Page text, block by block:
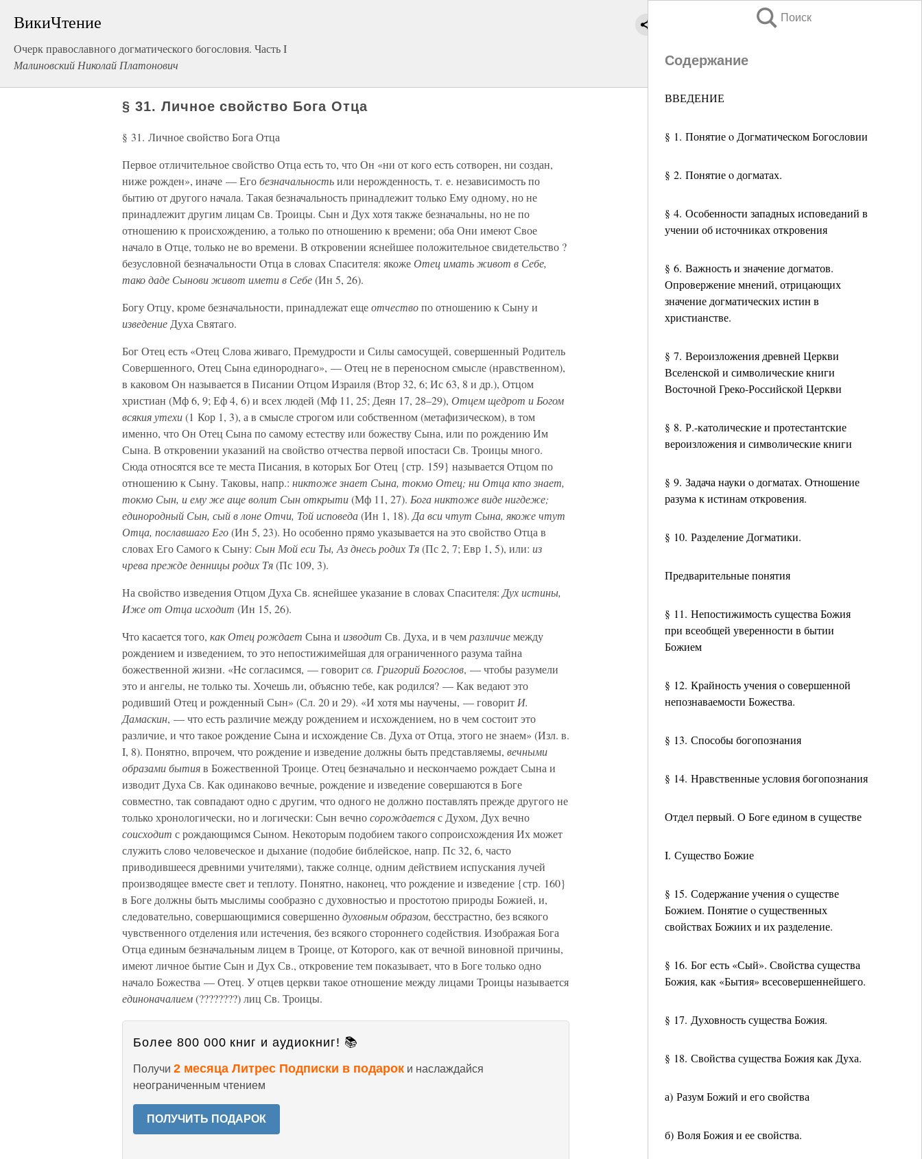
ВикиЧтение
Очерк православного догматического богословия. Часть I
Малиновский Николай Платонович
Поиск
Содержание
ВВЕДЕНИЕ
§ 1. Понятие ο Догматическом Богословии
§ 2. Понятие ο догматах.
§ 4. Особенности западных исповеданий в
учении об источниках откровения
§ 6. Важность и значение догматов.
Опровержение мнений, отрицающих
значение догматических истин в
христианстве.
§ 7. Вероизложения древней Церкви
Вселенской и символические книги
Восточной Греко-Российской Церкви
§ 8. Р.-католические и протестантские
вероизложения и символические книги
§ 9. Задача науки ο догматах. Отношение
разума к истинам откровения.
§ 10. Разделение Догматики.
Предварительные понятия
§ 11. Непостижимость существа Божия
при всеобщей уверенности в бытии
Божием
§ 12. Крайность учения ο совершенной
непознаваемости Божества.
§ 13. Способы богопознания
§ 14. Нравственные условия богопознания
Отдел первый. О Боге едином в существе
I. Существо Божие
§ 15. Содержание учения ο существе
Божием. Понятие ο существенных
свойствах Божиих и их разделение.
§ 16. Бог есть «Сый». Свойства существа
Божия, как «Бытия» всесовершеннейшего.
§ 17. Духовность существа Божия.
§ 18. Свойства существа Божия как Духа.
а) Разум Божий и его свойства
б) Воля Божия и ее свойства.
§ 31. Личное свойство Бога Отца
§ 31. Личное свойство Бога Отца
Первое отличительное свойство Отца есть то, что Он «ни от кого есть сотворен, ни создан,
ниже рожден», иначе — Егобезначальностьили нерожденность, т. е. независимость по
бытию от другого начала. Такая безначальность принадлежит только Ему одному, но не
принадлежит другим лицам Св. Троицы. Сын и Дух хотя также безначальны, но не по
отношению к происхождению, а только по отношению к времени; оба Они имеют Свое
начало в Отце, только не во времени. В откровении яснейшее положительное свидетельство ?
безусловной безначальности Отца в словах Спасителя: якожеОтец имать живот в Себе,
тако даде Сынови живот имети в Себе(Ин 5, 26).
Богу Отцу, кроме безначальности, принадлежат ещеотчествопо отношению к Сыну и
изведение Духа Святаго.
Бог Отец есть «Отец Слова живаго, Премудрости и Силы самосущей, совершенный Родитель
Совершенного, Отец Сына единороднаго», — Отец не в переносном смысле (нравственном),
в каковом Он называется в Писании Отцом Израиля (Втор 32, 6; Ис 63, 8 и др.), Отцом
христиан (Мф 6, 9; Еф 4, 6) и всех людей (Мф 11, 25; Деян 17, 28–29), Отцем щедрот и Богом
всякия утехи(1 Кор 1, 3), а в смысле строгом или собственном (метафизическом), в том
именно, что Он Отец Сына по самому естеству или божеству Сына, или по рождению Им
Сына. В откровении указаний на свойство отчества первой ипостаси Св. Троицы много.
Сюда относятся все те места Писания, в которых Бог Отец {стр. 159} называется Отцом по
отношению к Сыну. Таковы, напр.: никтоже знает Сына, токмо Отец; ни Отца кто знает,
токмо Сын, и ему же аще волит Сын открыти(Мф 11, 27). Бога никтоже виде нигдеже;
единородный Сын, сый в лоне Отчи, Той исповеда(Ин 1, 18). Да вси чтут Сына, якоже чтут
Отца, пославшаго Его(Ин 5, 23). Но особенно прямо указывается на это свойство Отца в
словах Его Самого к Сыну: Сын Мой еси Ты, Аз днесь родих Тя(Пс 2, 7; Евр 1, 5), или: из
чрева прежде денницы родих Тя(Пс 109, 3).
На свойство изведения Отцом Духа Св. яснейшее указание в словах Спасителя: Дух истины,
Иже от Отца исходит (Ин 15, 26).
Что касается того, как Отец рождает Сына и изводит Св. Духа, и в чемразличиемежду
рождением и изведением, то это непостижимейшая для ограниченного разума тайна
божественной жизни. «He согласимся, — говоритсв. Григорий Богослов, — чтобы разумели
это и ангелы, не только ты. Хочешь ли, объясню тебе, как родился? — Как ведают это
родивший Отец и рожденный Сын» (Сл. 20 и 29). «И хотя мы научены, — говорит И.
Дамаскин, — что есть различие между рождением и исхождением, но в чем состоит это
различие, и что такое рождение Сына и исхождение Св. Духа от Отца, этого не знаем» (Изл. в.
I, 8). Понятно, впрочем, что рождение и изведение должны быть представляемы, вечными
образами бытияв Божественной Троице. Отец безначально и нескончаемо рождает Сына и
изводит Духа Св. Как одинаково вечные, рождение и изведение совершаются в Боге
совместно, так совпадают одно с другим, что одного не должно поставлять прежде другого не
только хронологически, но и логически: Сын вечносорождаетсяс Духом, Дух вечно
соисходит с рождающимся Сыном. Некоторым подобием такого сопроисхождения Их может
служить слово человеческое и дыхание (подобие библейское, напр. Пс 32, 6, часто
приводившееся древними учителями), также солнце, одним действием испускания лучей
производящее вместе свет и теплоту. Понятно, наконец, что рождение и изведение {стр. 160}
в Боге должны быть мыслимы сообразно с духовностью и простотою природы Божией, и,
следовательно, совершающимися совершеннодуховным образом, бесстрастно, без всякого
чувственного отделения или истечения, без всякого стороннего содействия. Изображая Бога
Отца единым безначальным лицем в Троице, от Которого, как от вечной виновной причины,
имеют личное бытие Сын и Дух Св., откровение тем показывает, что в Боге только одно
начало Божества — Отец. У отцев церкви такое отношение между лицами Троицы называется
единоначалием(????????) лиц Св. Троицы.
Более 800 000 книг и аудиокниг! 📚
Получи 2 месяца Литрес Подписки в подарок и наслаждайся
неограниченным чтением
ПОЛУЧИТЬ ПОДАРОК